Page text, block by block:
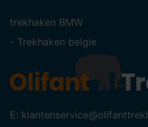
trekhaken BMW
- Trekhaken belgie
E: